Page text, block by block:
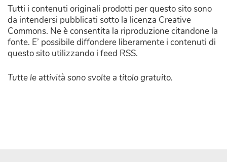
Tutti i contenuti originali prodotti per questo sito sono
da intendersi pubblicati sotto la licenza Creative
Commons. Ne è consentita la riproduzione citandone la
fonte. E’ possibile diffondere liberamente i contenuti di
questo sito utilizzando i feed RSS.
Tutte le attività sono svolte a titolo gratuito.